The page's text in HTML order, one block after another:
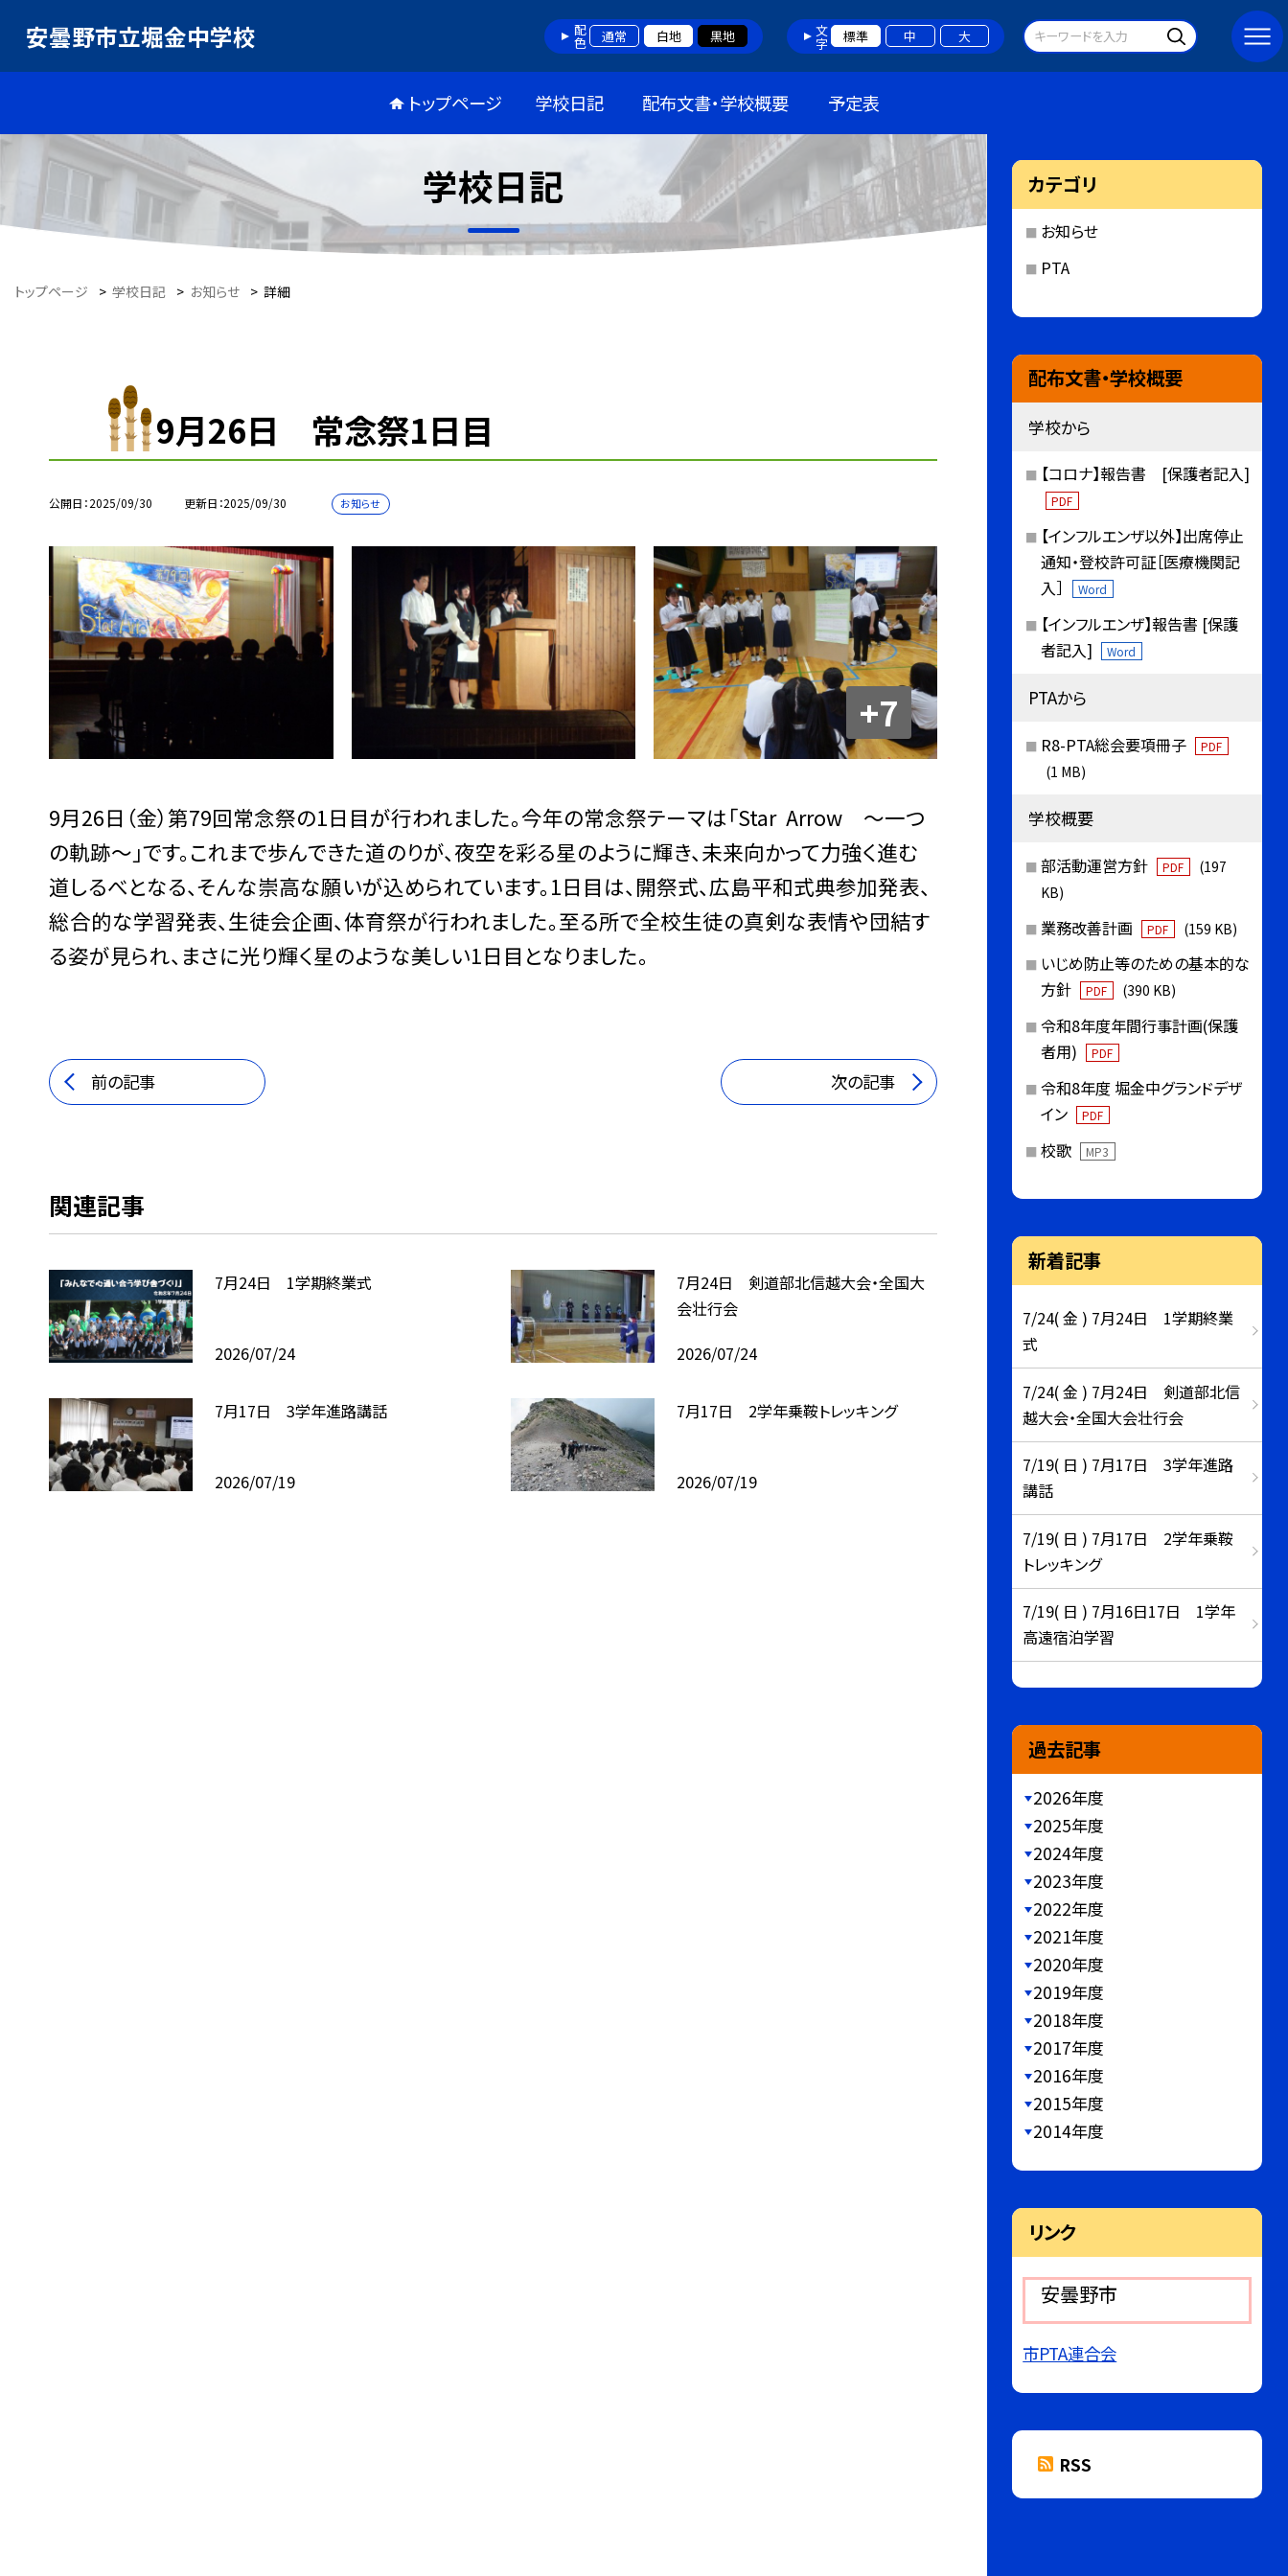
安曇野市立堀金中学校 配色 通常 白地 黒地 文字 標準 中 大
トップページ 学校日記 配布文書・学校概要 予定表
学校日記
トップページ > 学校日記 > お知らせ > 詳細
9月26日 常念祭1日目
公開日 2025/09/30 更新日 2025/09/30 お知らせ
+7
9月26日（金）第79回常念祭の1日目が行われました。今年の常念祭テーマは「Star Arrow ～一つ
の軌跡～」です。これまで歩んできた道のりが、夜空を彩る星のように輝き、未来向かって力強く進む
道しるべとなる、そんな崇高な願いが込められています。1日目は、開祭式、広島平和式典参加発表、
総合的な学習発表、生徒会企画、体育祭が行われました。至る所で全校生徒の真剣な表情や団結す
る姿が見られ、まさに光り輝く星のような美しい1日目となりました。
前の記事 次の記事
関連記事
7月24日 1学期終業式
2026/07/24
7月24日 剣道部北信越大会・全国大
会壮行会
2026/07/24
7月17日 3学年進路講話
2026/07/19
7月17日 2学年乗鞍トレッキング
2026/07/19
カテゴリ
お知らせ
PTA
配布文書・学校概要
学校から
【コロナ】報告書 [保護者記入]
PDF
【インフルエンザ以外】出席停止
通知・登校許可証［医療機関記
入］
Word
【インフルエンザ】報告書 [保護
者記入]
Word
PTAから
R8-PTA総会要項冊子 PDF
(1 MB)
学校概要
部活動運営方針 PDF
(197
KB)
業務改善計画 PDF (159 KB)
いじめ防止等のための基本的な
方針
PDF (390 KB)
令和8年度年間行事計画(保護
者用)
PDF
令和8年度 堀金中グランドデザ
イン
PDF
校歌 MP3
新着記事
7/24( 金 ) 7月24日 1学期終業
式
7/24( 金 ) 7月24日 剣道部北信
越大会・全国大会壮行会
7/19( 日 ) 7月17日 3学年進路
講話
7/19( 日 ) 7月17日 2学年乗鞍
トレッキング
7/19( 日 ) 7月16日17日 1学年
高遠宿泊学習
過去記事
2026年度
2025年度
2024年度
2023年度
2022年度
2021年度
2020年度
2019年度
2018年度
2017年度
2016年度
2015年度
2014年度
リンク
安曇野市
市PTA連合会
RSS